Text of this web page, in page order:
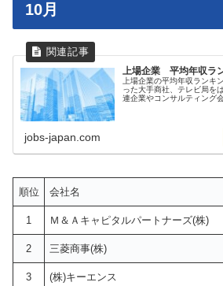
10月
上場企業 平均年収ラ
上場企業の平均年収ラン
った大手商社、テレビ局を
連企業やコンサルティング
jobs-japan.com
順位 会社名
1 Ｍ＆Ａキャピタルパートナーズ(株)
2 三菱商事(株)
3 (株)キーエンス